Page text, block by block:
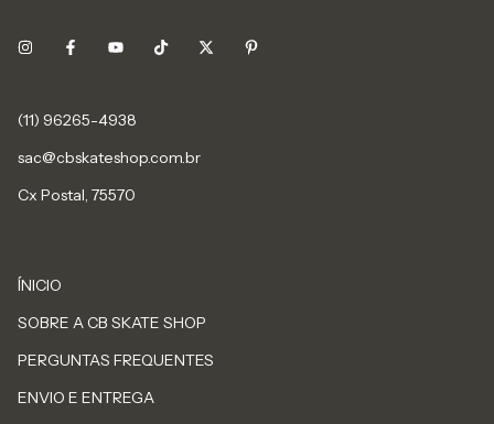
sac@cbskateshop.com.br
Cx Postal, 75570
ÍNICIO
SOBRE A CB SKATE SHOP
PERGUNTAS FREQUENTES
ENVIO E ENTREGA